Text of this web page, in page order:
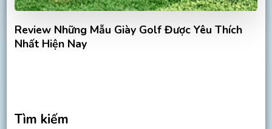
Review Những Mẫu Giày Golf Được Yêu Thích
Nhất Hiện Nay
Tìm kiếm